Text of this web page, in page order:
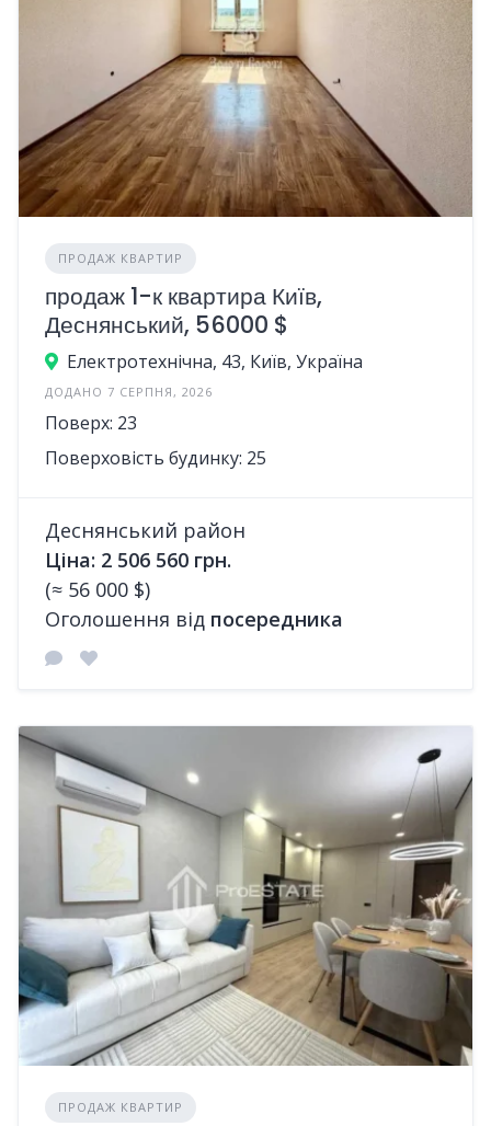
ПРОДАЖ КВАРТИР
продаж 1-к квартира Київ,
Деснянський, 56000 $
Електротехнічна, 43, Київ, Україна
ДОДАНО 7 СЕРПНЯ, 2026
Поверх: 23
Поверховість будинку: 25
Деснянський район
Ціна: 2 506 560 грн.
(≈ 56 000 $)
Оголошення від посередника
ПРОДАЖ КВАРТИР